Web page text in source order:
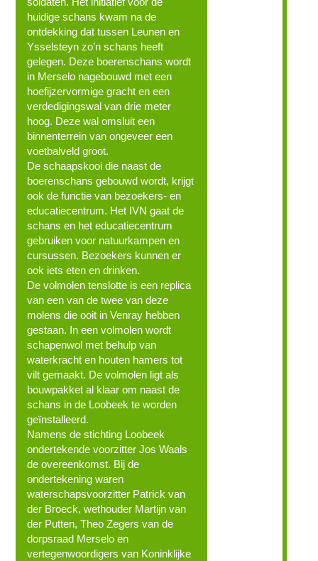
huidige schans kwam na de
ontdekking dat tussen Leunen en
Ysselsteyn zo’n schans heeft
gelegen. Deze boerenschans wordt
in Merselo nagebouwd met een
hoefijzervormige gracht en een
verdedigingswal van drie meter
hoog. Deze wal omsluit een
binnenterrein van ongeveer een
voetbalveld groot.
De schaapskooi die naast de
boerenschans gebouwd wordt, krijgt
ook de functie van bezoekers- en
educatiecentrum. Het IVN gaat de
schans en het educatiecentrum
gebruiken voor natuurkampen en
cursussen. Bezoekers kunnen er
ook iets eten en drinken.
De volmolen tenslotte is een replica
van een van de twee van deze
molens die ooit in Venray hebben
gestaan. In een volmolen wordt
schapenwol met behulp van
waterkracht en houten hamers tot
vilt gemaakt. De volmolen ligt als
bouwpakket al klaar om naast de
schans in de Loobeek te worden
geïnstalleerd.
Namens de stichting Loobeek
ondertekende voorzitter Jos Waals
de overeenkomst. Bij de
ondertekening waren
waterschapsvoorzitter Patrick van
der Broeck, wethouder Martijn van
der Putten, Theo Zegers van de
dorpsraad Merselo en
vertegenwoordigers van Koninklijke